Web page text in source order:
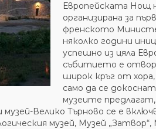
Европейската Нощ
организирана за
френското
няколко години
успешно из цяла
събитието е
широк кръг от
само да се
музеите
Велико Търново се е
музей, Музей „Затвор“,